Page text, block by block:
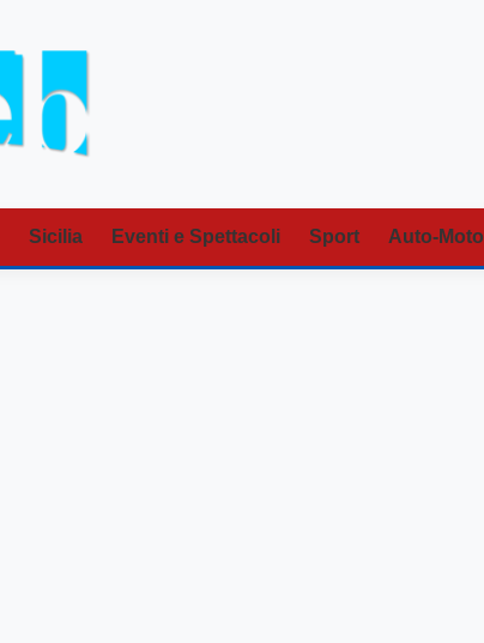
Sicilia Eventi e Spettacoli Sport Auto-Moto